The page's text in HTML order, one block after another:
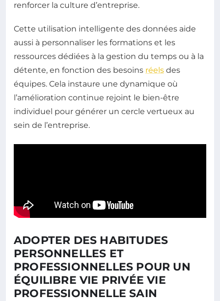
renforcer la culture d’entreprise.
Cette utilisation intelligente des données aide
aussi à personnaliser les formations et les
ressources dédiées à la gestion du temps ou à la
détente, en fonction des besoins réels des
équipes. Cela instaure une dynamique où
l’amélioration continue rejoint le bien-être
individuel pour générer un cercle vertueux au
sein de l’entreprise.
ADOPTER DES HABITUDES
PERSONNELLES ET
PROFESSIONNELLES POUR UN
ÉQUILIBRE VIE PRIVÉE VIE
PROFESSIONNELLE SAIN